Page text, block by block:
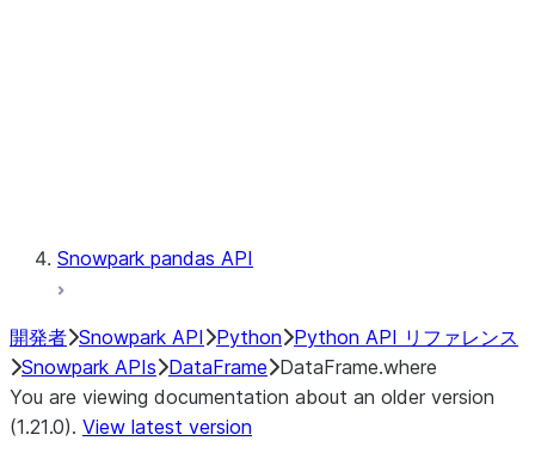
Snowpark pandas API
開発者 Snowpark API Python Python API リファレンス
Snowpark APIs DataFrame DataFrame.where
You are viewing documentation about an older version
(1.21.0). View latest version